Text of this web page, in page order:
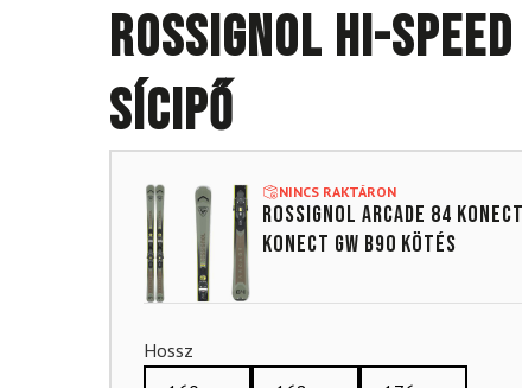
ROSSIGNOL Hi-
sícipő
NINCS RAKTÁRON
ROSSIGNOL Arcade 84
Konect GW B90 kötés
Hossz